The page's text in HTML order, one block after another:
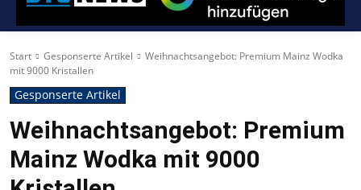
Start Gesponserte Artikel
Weihnachtsangebot: Premium Mainz Wodka
mit 9000 Kristallen
Gesponserte Artikel
Weihnachtsangebot: Premium
Mainz Wodka mit 9000